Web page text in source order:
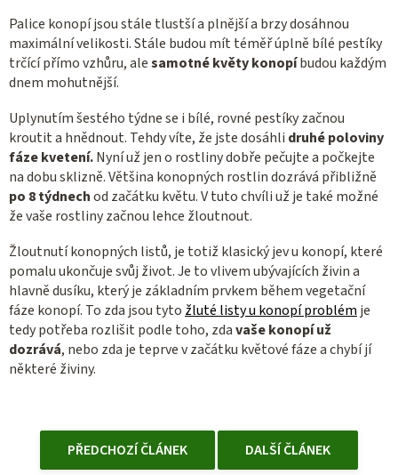
Palice konopí jsou stále tlustší a plnější a brzy dosáhnou
maximální velikosti. Stále budou mít téměř úplně bílé pestíky
trčící přímo vzhůru, alesamotné květy konopíbudou každým
dnem mohutnější.
Uplynutím šestého týdne se i bílé, rovné pestíky začnou
kroutit a hnědnout. Tehdy víte, že jste dosáhli druhé poloviny
fáze kvetení.Nyní už jen o rostliny dobře pečujte a počkejte
na dobu sklizně. Většina konopných rostlin dozrává přibližně
po 8 týdnechod začátku květu. V tuto chvíli už je také možné
že vaše rostliny začnou lehce žloutnout.
Žloutnutí konopných listů, je totiž klasický jev u konopí, které
pomalu ukončuje svůj život. Je to vlivem ubývajících živin a
hlavně dusíku, který je základním prvkem během vegetační
fáze konopí. To zda jsou tyto žluté listy u konopí problém je
tedy potřeba rozlišit podle toho, zdavaše konopí už
dozrává, nebo zda je teprve v začátku květové fáze a chybí jí
některé živiny.
PŘEDCHOZÍ ČLÁNEK DALŠÍ ČLÁNEK